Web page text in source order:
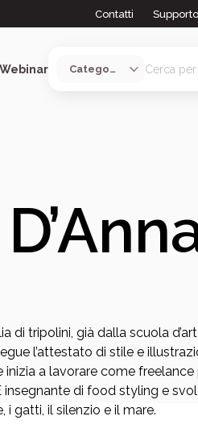
Contatti
di tripolini, già dalla scuola
l’attestato di stile e
a lavorare come freelance
di food styling e
i gatti, il silenzio e il mare.